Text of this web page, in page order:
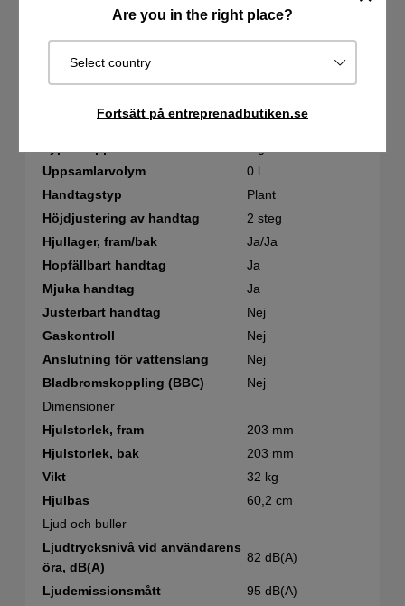
Are you in the right place?
Select country
Fortsätt på entreprenadbutiken.se
Med drivning, en
Utrustning
Uppsamlarvolym
0 l
Handtagstyp
Plant
Höjdjustering av handtag
2 steg
Hjullager, fram/bak
Ja/Ja
Hopfällbart handtag
Ja
Mjuka handtag
Ja
Justerbart handtag
Nej
Gaskontroll
Nej
Anslutning för vattenslang
Nej
Bladbromskoppling (BBC)
Nej
Dimensioner
Hjulstorlek, fram
203 mm
Hjulstorlek, bak
203 mm
Vikt
32 kg
Hjulbas
60,2 cm
Ljud och buller
Ljudtrycksnivå vid användarens
öra, dB(A)
82 dB(A)
Ljudemissionsmått
95 dB(A)